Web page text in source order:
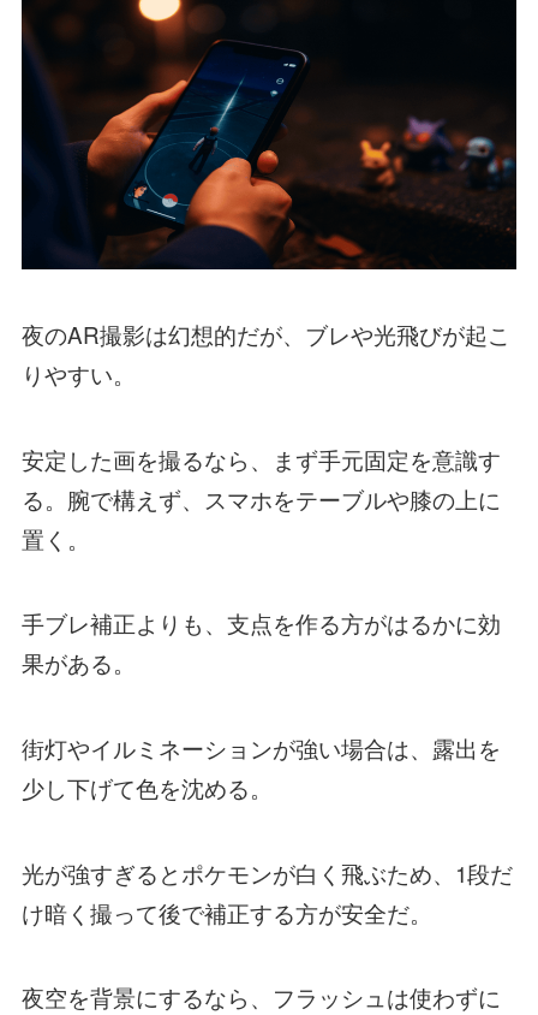
夜のAR撮影は幻想的だが、ブレや光飛びが起こ
りやすい。
安定した画を撮るなら、まず手元固定を意識す
る。腕で構えず、スマホをテーブルや膝の上に
置く。
手ブレ補正よりも、支点を作る方がはるかに効
果がある。
街灯やイルミネーションが強い場合は、露出を
少し下げて色を沈める。
光が強すぎるとポケモンが白く飛ぶため、1段だ
け暗く撮って後で補正する方が安全だ。
夜空を背景にするなら、フラッシュは使わずに